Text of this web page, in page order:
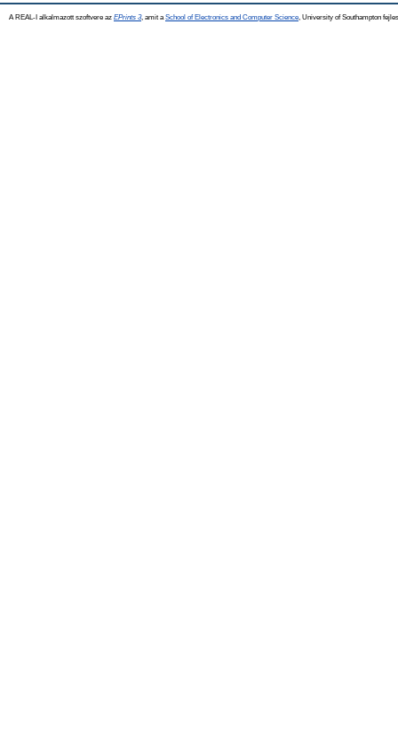
A REAL-I alkalmazott szoftvere az EPrints 3, amit a School of Electronics and Computer Science , University of Southampton